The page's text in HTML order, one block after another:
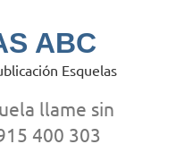
ABC
Esquelas
llame sin
400 303